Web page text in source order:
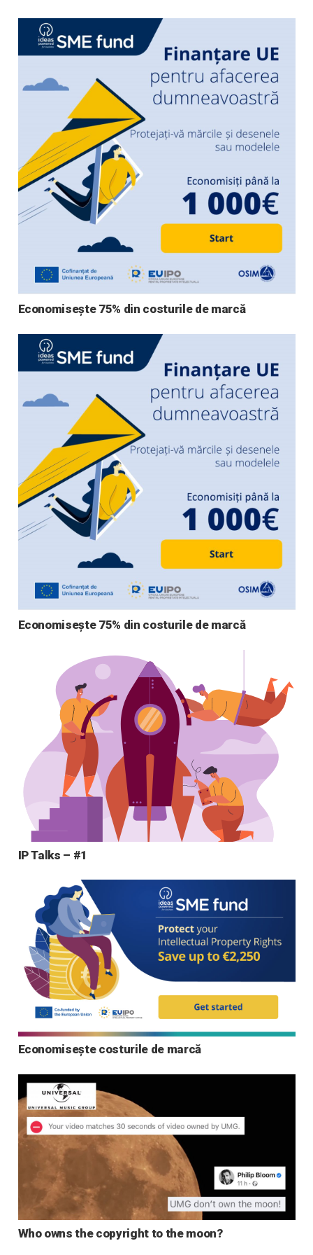
Economisește 75% din costurile de marcă
Economisește 75% din costurile de marcă
IP Talks – #1
Economisește costurile de marcă
Who owns the copyright to the moon?